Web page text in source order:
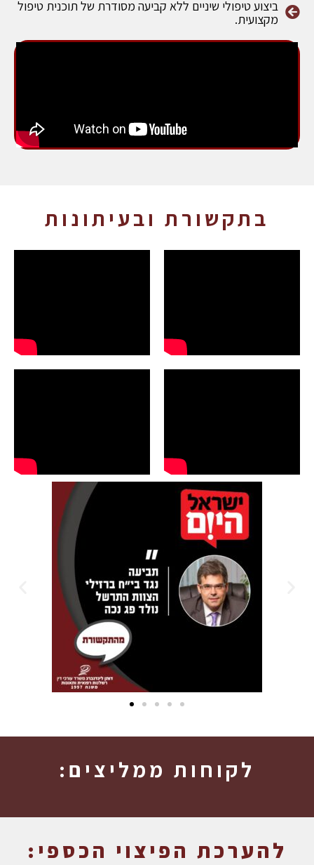
ביצוע טיפולי שיניים ללא קביעה מסודרת של תוכנית טיפול
מקצועית.
בתקשורת ובעיתונות
לקוחות ממליצים:
להערכת הפיצוי הכספי: